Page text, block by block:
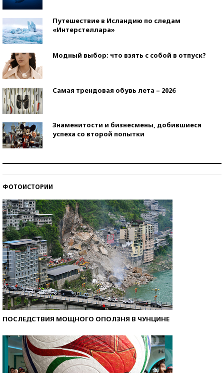
Путешествие в Исландию по следам
«Интерстеллара»
Модный выбор: что взять с собой в отпуск?
Самая трендовая обувь лета – 2026
Знаменитости и бизнесмены, добившиеся
успеха со второй попытки
ФОТОИСТОРИИ
ПОСЛЕДСТВИЯ МОЩНОГО ОПОЛЗНЯ В ЧУНЦИНЕ